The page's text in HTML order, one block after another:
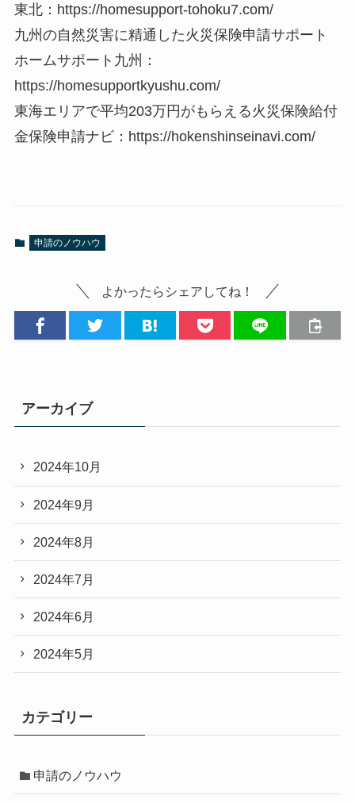
東北：https://homesupport-tohoku7.com/
九州の自然災害に精通した火災保険申請サポート
ホームサポート九州：
https://homesupportkyushu.com/
東海エリアで平均203万円がもらえる火災保険給付
金保険申請ナビ：https://hokenshinseinavi.com/
申請のノウハウ
よかったらシェアしてね！
アーカイブ
2024年10月
2024年9月
2024年8月
2024年7月
2024年6月
2024年5月
カテゴリー
申請のノウハウ